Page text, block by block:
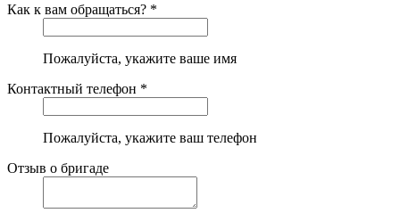
Как к вам обращаться? *
Пожалуйста, укажите ваше имя
Контактный телефон *
Пожалуйста, укажите ваш телефон
Отзыв о бригаде